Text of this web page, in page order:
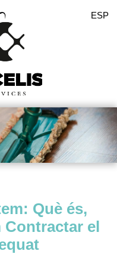
ESP
Què és,
el